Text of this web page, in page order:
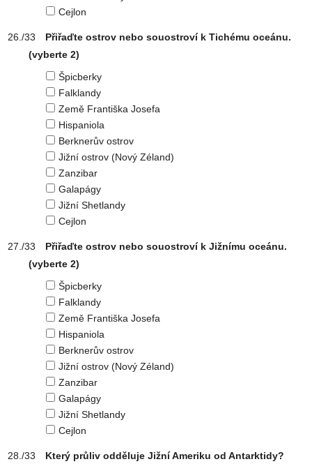
Cejlon
Přiřaďte ostrov nebo souostroví k Tichému oceánu.
(vyberte 2)
Špicberky
Falklandy
Země Františka Josefa
Hispaniola
Berknerův ostrov
Jižní ostrov (Nový Zéland)
Zanzibar
Galapágy
Jižní Shetlandy
Cejlon
Přiřaďte ostrov nebo souostroví k Jižnímu oceánu.
(vyberte 2)
Špicberky
Falklandy
Země Františka Josefa
Hispaniola
Berknerův ostrov
Jižní ostrov (Nový Zéland)
Zanzibar
Galapágy
Jižní Shetlandy
Cejlon
Který průliv odděluje Jižní Ameriku od Antarktidy?